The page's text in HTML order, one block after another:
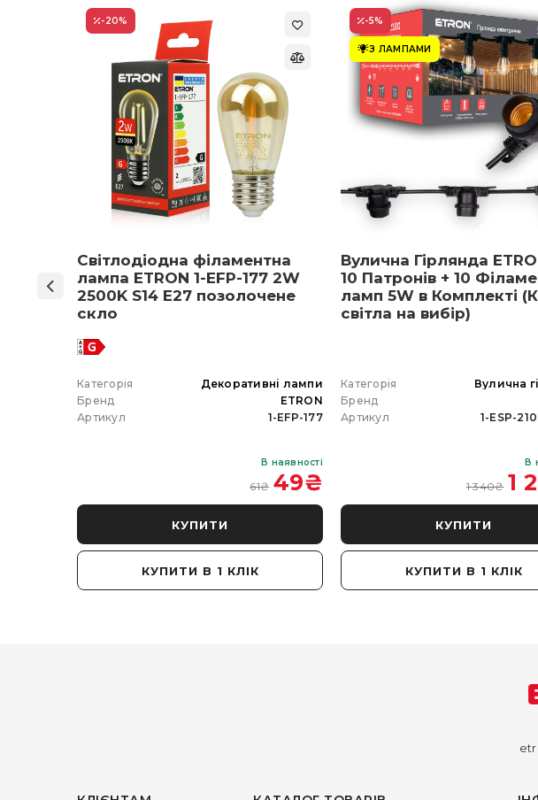
-20%
Світлодіодна філаментна
лампа ETRON 1-EFP-177 2W
2500K S14 E27 позолочене
скло
Категорія
Декоративні лампи
Бренд
ETRON
Артикул
1-EFP-177
В наявності
61₴ 49₴
КУПИТИ
КУПИТИ В 1 КЛІК
-5%
З ЛАМПАМИ
Вулична Гірлянда
10 Патронів + 10
ламп 5W в Комплекті
світла на вибір)
Категорія
Вулична
Бренд
Артикул
1-ESP-
В
1 340₴ 1
КУПИТИ
КУПИТИ В 1 КЛІК